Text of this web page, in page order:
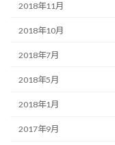
2018年11月
2018年10月
2018年7月
2018年5月
2018年1月
2017年9月